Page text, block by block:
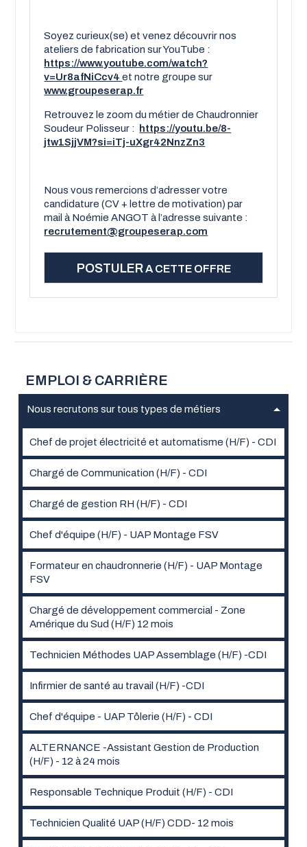
Soyez curieux(se) et venez découvrir nos
ateliers de fabrication sur YouTube :
https://www.youtube.com/watch?
v=Ur8afNiCcv4et notre groupe sur
www.groupeserap.fr
Retrouvez le zoom du métier de Chaudronnier
Soudeur Polisseur : https://youtu.be/8-
jtw1SjjVM?si=iTj-uXgr42NnzZn3
Nous vous remercions d’adresser votre
candidature (CV + lettre de motivation) par
mail à Noémie ANGOT à l’adresse suivante :
recrutement@groupeserap.com
POSTULERA CETTE OFFRE
EMPLOI & CARRIÈRE
Nous recrutons sur tous types de métiers
Chef de projet électricité et automatisme (H/F) - CDI
Chargé de Communication (H/F) - CDI
Chargé de gestion RH (H/F) - CDI
Chef d'équipe (H/F) - UAP Montage FSV
Formateur en chaudronnerie (H/F) - UAP Montage
FSV
Chargé de développement commercial - Zone
Amérique du Sud (H/F) 12 mois
Technicien Méthodes UAP Assemblage (H/F) -CDI
Infirmier de santé au travail (H/F) -CDI
Chef d'équipe - UAP Tôlerie (H/F) - CDI
ALTERNANCE -Assistant Gestion de Production
(H/F) - 12 à 24 mois
Responsable Technique Produit (H/F) - CDI
Technicien Qualité UAP (H/F) CDD- 12 mois